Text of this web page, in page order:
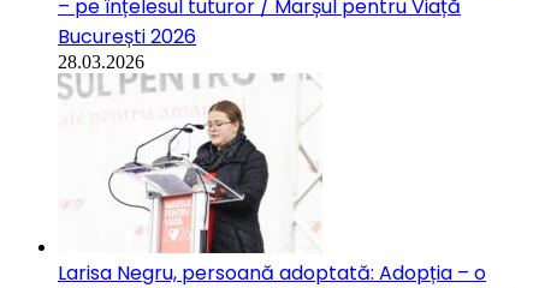
– pe înțelesul tuturor / Marșul pentru Viață
București 2026
28.03.2026
Larisa Negru, persoană adoptată: Adopția – o